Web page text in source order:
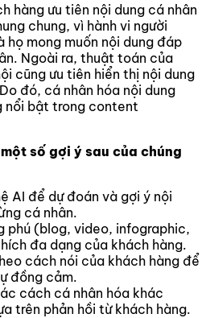
hàng ưu tiên nội dung cá nhân
chung, vì hành vi người
mong muốn nội dung đáp
Ngoài ra, thuật toán của
cũng ưu tiên hiển thị nội dung
đó, cá nhân hóa nội dung
nổi bật trong content
số gợi ý sau của chúng
AI để dự đoán và gợi ý nội
cá nhân.
phú (blog, video, infographic,
đa dạng của khách hàng.
cách nói của khách hàng để
đồng cảm.
cách cá nhân hóa khác
trên phản hồi từ khách hàng.